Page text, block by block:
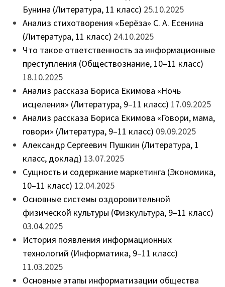
Бунина (Литература, 11 класс) 25.10.2025
Анализ стихотворения «Берёза» С. А. Есенина
(Литература, 11 класс) 24.10.2025
Что такое ответственность за информационные
преступления (Обществознание, 10–11 класс)
18.10.2025
Анализ рассказа Бориса Екимова «Ночь
исцеления» (Литература, 9–11 класс) 17.09.2025
Анализ рассказа Бориса Екимова «Говори, мама,
говори» (Литература, 9–11 класс) 09.09.2025
Александр Сергеевич Пушкин (Литература, 1
класс, доклад) 13.07.2025
Сущность и содержание маркетинга (Экономика,
10–11 класс) 12.04.2025
Основные системы оздоровительной
физической культуры (Физкультура, 9–11 класс)
03.04.2025
История появления информационных
технологий (Информатика, 9–11 класс)
11.03.2025
Основные этапы информатизации общества